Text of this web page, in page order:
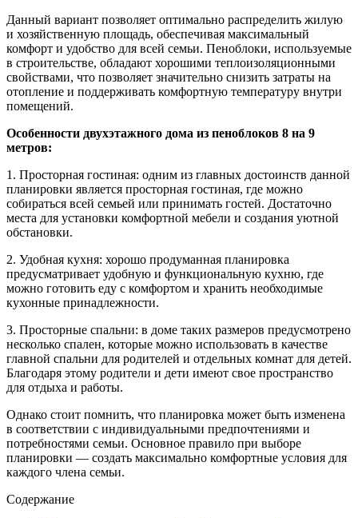
Данный вариант позволяет оптимально распределить жилую
и хозяйственную площадь, обеспечивая максимальный
комфорт и удобство для всей семьи. Пеноблоки, используемые
в строительстве, обладают хорошими теплоизоляционными
свойствами, что позволяет значительно снизить затраты на
отопление и поддерживать комфортную температуру внутри
помещений.
Особенности двухэтажного дома из пеноблоков 8 на 9
метров:
1. Просторная гостиная: одним из главных достоинств данной
планировки является просторная гостиная, где можно
собираться всей семьей или принимать гостей. Достаточно
места для установки комфортной мебели и создания уютной
обстановки.
2. Удобная кухня: хорошо продуманная планировка
предусматривает удобную и функциональную кухню, где
можно готовить еду с комфортом и хранить необходимые
кухонные принадлежности.
3. Просторные спальни: в доме таких размеров предусмотрено
несколько спален, которые можно использовать в качестве
главной спальни для родителей и отдельных комнат для детей.
Благодаря этому родители и дети имеют свое пространство
для отдыха и работы.
Однако стоит помнить, что планировка может быть изменена
в соответствии с индивидуальными предпочтениями и
потребностями семьи. Основное правило при выборе
планировки — создать максимально комфортные условия для
каждого члена семьи.
Содержание